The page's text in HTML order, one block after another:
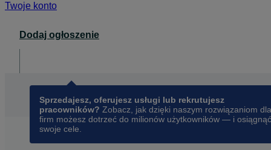
Twoje konto
Dodaj ogłoszenie
Sprzedajesz, oferujesz usługi lub rekrutujesz
pracowników? Zobacz, jak dzięki naszym rozwiązaniom dla
firm możesz dotrzeć do milionów użytkowników — i osiągnąć
swoje cele.